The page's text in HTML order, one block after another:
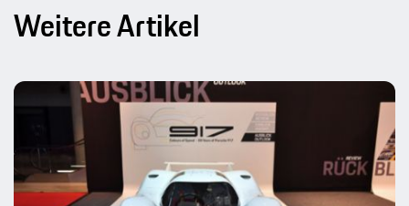
Weitere Artikel